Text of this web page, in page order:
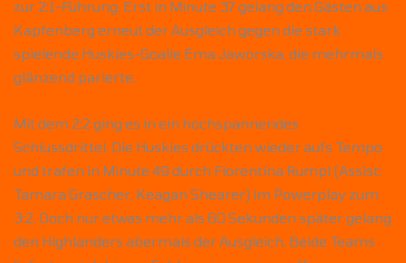
zur 2:1-Führung. Erst in Minute 37 gelang den Gästen aus
Kapfenberg erneut der Ausgleich gegen die stark
spielende Huskies-Goalie Ema Jaworska, die mehrmals
glänzend parierte.
Mit dem 2:2 ging es in ein hochspannendes
Schlussdrittel. Die Huskies drückten wieder aufs Tempo
und trafen in Minute 49 durch Florentina Rumpl (Assist:
Tamara Grascher, Keagan Shearer) im Powerplay zum
3:2. Doch nur etwas mehr als 60 Sekunden später gelang
den Highlanders abermals der Ausgleich. Beide Teams